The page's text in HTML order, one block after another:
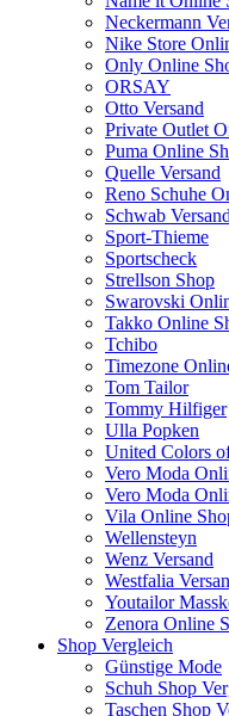
Neckermann
Nike Store
Only Online
ORSAY
Otto Versand
Private Outlet
Puma Online
Quelle Versand
Reno Schuhe
Schwab Versand
Sport-Thieme
Sportscheck
Strellson Shop
Swarovski
Takko Online
Tchibo
Timezone
Tom Tailor
Tommy Hilfiger
Ulla Popken
United Colors
Vero Moda
Vero Moda
Vila Online
Wellensteyn
Wenz Versand
Westfalia
Youtailor
Zenora Online
Shop Vergleich
Günstige Mode
Schuh Shop
Taschen Shop